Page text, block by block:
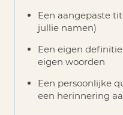
Een aangepaste
jullie namen)
Een eigen
eigen woorden
Een persoonlijke
een herinnering